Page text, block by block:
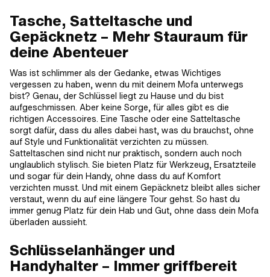
Tasche, Satteltasche und
Gepäcknetz – Mehr Stauraum für
deine Abenteuer
Was ist schlimmer als der Gedanke, etwas Wichtiges
vergessen zu haben, wenn du mit deinem Mofa unterwegs
bist? Genau, der Schlüssel liegt zu Hause und du bist
aufgeschmissen. Aber keine Sorge, für alles gibt es die
richtigen Accessoires. Eine Tasche oder eine Satteltasche
sorgt dafür, dass du alles dabei hast, was du brauchst, ohne
auf Style und Funktionalität verzichten zu müssen.
Satteltaschen sind nicht nur praktisch, sondern auch noch
unglaublich stylisch. Sie bieten Platz für Werkzeug, Ersatzteile
und sogar für dein Handy, ohne dass du auf Komfort
verzichten musst. Und mit einem Gepäcknetz bleibt alles sicher
verstaut, wenn du auf eine längere Tour gehst. So hast du
immer genug Platz für dein Hab und Gut, ohne dass dein Mofa
überladen aussieht.
Schlüsselanhänger und
Handyhalter – Immer griffbereit